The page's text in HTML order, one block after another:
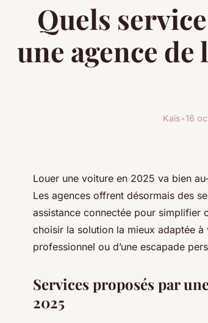
Quels
une agence
Kaïs•16
Louer une voiture en 2025 va bien
Les agences offrent désormais des
assistance connectée pour simplifier
choisir la solution la mieux adaptée à
professionnel ou d’une escapade
Services proposés par
2025